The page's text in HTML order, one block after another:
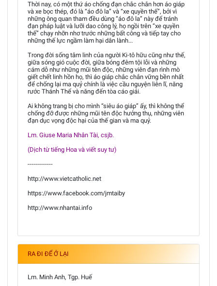
Thời nay, có một thứ áo chống đạn chắc chắn hơn áo giáp
và xe bọc thép, đó là “áo đô la” và “xe quyền thế”, bởi vì
những ông quan tham đều dùng “áo đô la” này để tránh
đạn pháp luật và lưỡi dao công lý, họ ngồi trên “xe quyền
thế” chạy nhỡn nhơ trước những bất công và tiếp tay cho
những thế lực ngầm làm hại dân lành...
Trong đời sống tâm linh của người Ki-tô hữu cũng như thế,
giữa sóng gió cuộc đời, giữa bóng đêm tội lỗi và những
cám dỗ như những mũi tên độc, những viên đạn rình mò
giết chết linh hồn họ, thì áo giáp chắc chắn vững bền nhất
để chống lại ma quỷ chính là việc cầu nguyện liên lĩ, năng
rước Thánh Thể và năng đến tòa cáo giải.
Ai không trang bị cho mình “siêu áo giáp” ấy, thì không thể
chống đỡ được những mũi tên độc hưởng thụ, những viên
đạn dục vọng độc hại của thế gian và ma quỷ.
Lm. Giuse Maria Nhân Tài, csjb.
(Dịch từ tiếng Hoa và viết suy tư)
-------------
http://www.vietcatholic.net
https://www.facebook.com/jmtaiby
http://www.nhantai.info
RA ĐI ĐỂ Ở LẠI
Lm. Minh Anh, Tgp. Huế